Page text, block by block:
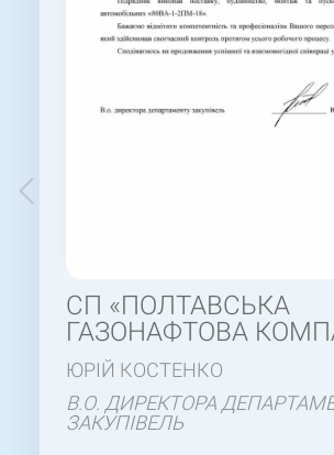
СП «ПОЛТАВСЬКА
ГАЗОНАФТОВА
ЮРІЙ КОСТЕНКО
В.О. ДИРЕКТОРА
ЗАКУПІВЕЛЬ